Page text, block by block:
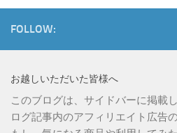
FOLLOW:
お越しいただいた皆様へ
このブログは、サイドバーに掲載
ログ記事内のアフィリエイト広告